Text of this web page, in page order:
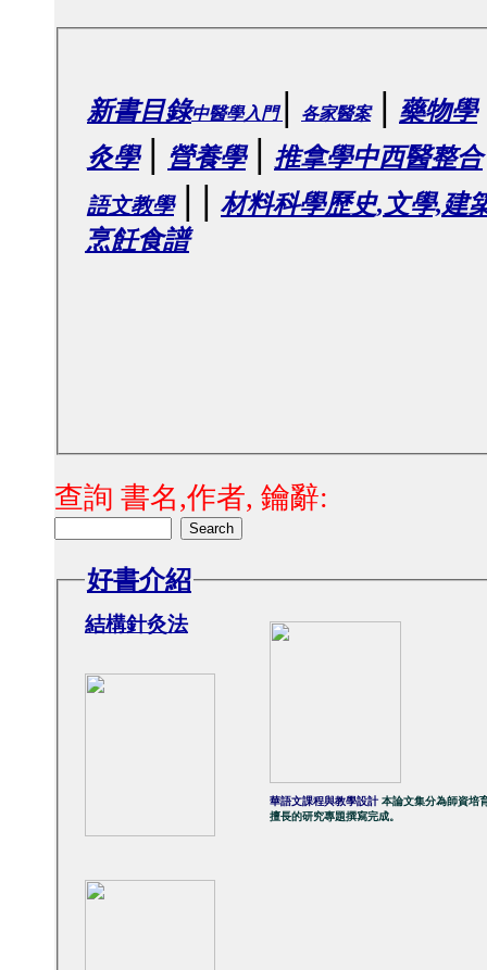
新書目錄中醫學入門 | 各家醫案| 藥物學
灸學| 營養學| 推拿學中西醫整合
語文教學| | 材料科學歷史,文學,建
烹飪食譜
查詢 書名,作者, 鑰辭:
好書介紹
結構針灸法
華語文課程與教學設計 本論文集分為師資培
擅長的研究專題撰寫完成。